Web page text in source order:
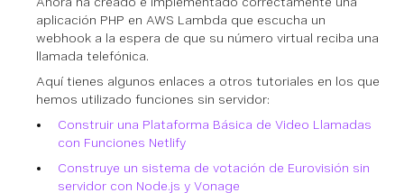
aplicación PHP en AWS Lambda que escucha un
webhook a la espera de que su número virtual reciba una
llamada telefónica.
Aquí tienes algunos enlaces a otros tutoriales en los que
hemos utilizado funciones sin servidor:
Construir una Plataforma Básica de Video Llamadas
con Funciones Netlify
Construye un sistema de votación de Eurovisión sin
servidor con Node.js y Vonage